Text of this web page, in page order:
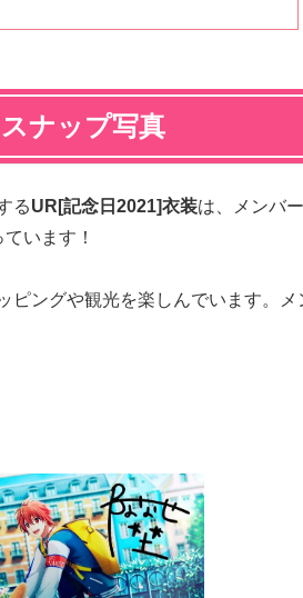
ナップ写真
るUR[記念日2021]衣装は、メンバ
います！
ピングや観光を楽しんでいます。メ